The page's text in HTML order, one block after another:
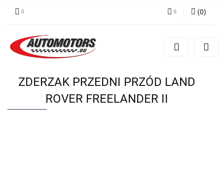
Zarejestruj się
(0)
ZDERZAK PRZEDNI PRZÓD LAND
ROVER FREELANDER II